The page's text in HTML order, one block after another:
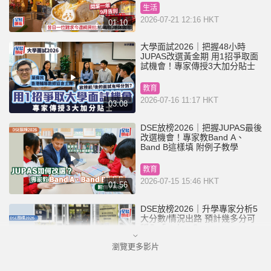
01:10
生活
2026-07-21 12:16 HKT
03:08
大學面試2026｜把握48小時
JUPAS改選黃金期 用1招爭取面
試機會！專家傳授3大加分貼士
教育
2026-07-16 11:17 HKT
01:56
DSE放榜2026｜把握JUPAS最後
改選機會！專家教Band A、
Band B這樣填 附例子教學
教育
2026-07-15 15:46 HKT
DSE放榜2026｜升學專家分析5
大分數/情況出路 預計幾多分可
穩入「八大」？
教育
瀏覽更多影片